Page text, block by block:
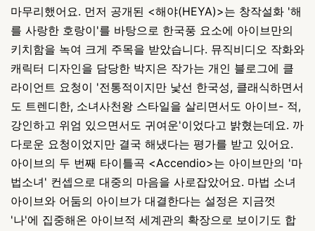
마무리했어요. 먼저 공개된 <해야(HEYA)>는 창작설화 '해
를 사랑한 호랑이'를 바탕으로 한국풍 요소에 아이브만의
키치함을 녹여 크게 주목을 받았습니다. 뮤직비디오 작화와
캐릭터 디자인을 담당한 박지은 작가는 개인 블로그에 클
라이언트 요청이 '전통적이지만 낯선 한국성, 클래식하면서
도 트렌디한, 소녀사천왕 스타일을 살리면서도 아이브- 적,
강인하고 위엄 있으면서도 귀여운'이었다고 밝혔는데요. 까
다로운 요청이었지만 결국 해냈다는 평가를 받고 있어요.
아이브의 두 번째 타이틀곡 <Accendio>는 아이브만의 '마
법소녀' 컨셉으로 대중의 마음을 사로잡았어요. 마법 소녀
아이브와 어둠의 아이브가 대결한다는 설정은 지금껏
'나'에 집중해온 아이브적 세계관의 확장으로 보이기도 합